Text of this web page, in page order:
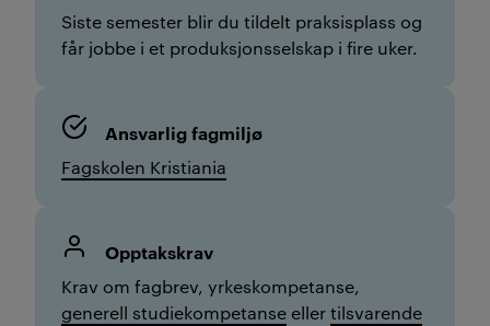
Siste semester blir du tildelt praksisplass og
får jobbe i et produksjonsselskap i fire uker.
Ansvarlig fagmiljø
Fagskolen Kristiania
Opptakskrav
Krav om fagbrev, yrkeskompetanse,
generell studiekompetanse ellertilsvarende